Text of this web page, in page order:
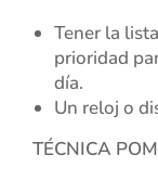
Tener la
prioridad
día.
Un reloj o
TÉCNICA